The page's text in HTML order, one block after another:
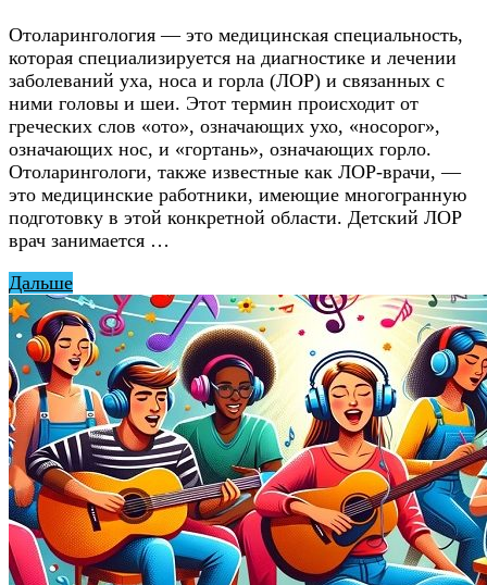
Отоларингология — это медицинская специальность,
которая специализируется на диагностике и лечении
заболеваний уха, носа и горла (ЛОР) и связанных с
ними головы и шеи. Этот термин происходит от
греческих слов «ото», означающих ухо, «носорог»,
означающих нос, и «гортань», означающих горло.
Отоларингологи, также известные как ЛОР-врачи, —
это медицинские работники, имеющие многогранную
подготовку в этой конкретной области. Детский ЛОР
врач занимается …
Дальше